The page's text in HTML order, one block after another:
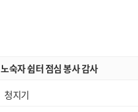
노숙자 쉼터 점심 봉사 감사
청지기